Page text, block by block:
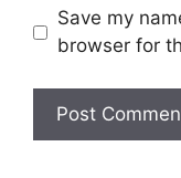
Save my
browser for